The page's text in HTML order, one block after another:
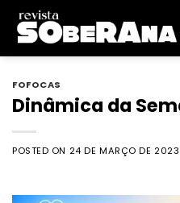
Skip
content
FOFOCAS
Dinâmica da
POSTED ON 24 DE MARÇO DE 2023